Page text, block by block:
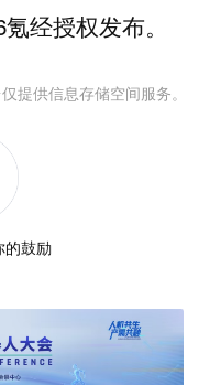
经授权发布。
提供信息存储空间服务。
的鼓励